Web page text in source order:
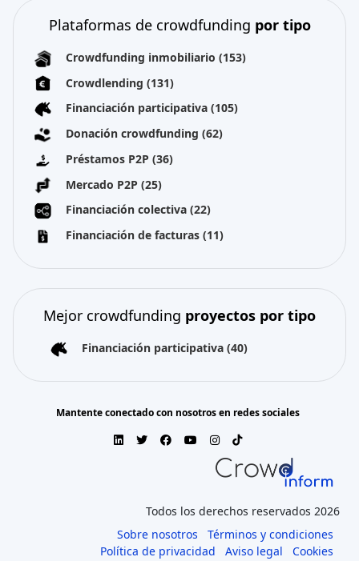
Plataformas de crowdfunding por tipo
Crowdfunding inmobiliario (153)
Crowdlending (131)
Financiación participativa (105)
Donación crowdfunding (62)
Préstamos P2P (36)
Mercado P2P (25)
Financiación colectiva (22)
Financiación de facturas (11)
Mejor crowdfunding proyectos por tipo
Financiación participativa (40)
Mantente conectado con nosotros en redes sociales
Todos los derechos reservados 2026
Sobre nosotros
Términos y condiciones
Política de privacidad
Aviso legal Cookies